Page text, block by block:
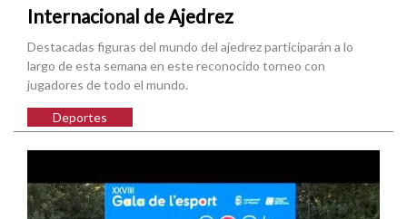
Internacional de Ajedrez
Destacadas figuras del mundo del ajedrez participarán a lo
largo de esta semana en este reconocido torneo con
jugadores de todo el mundo.
Deportes